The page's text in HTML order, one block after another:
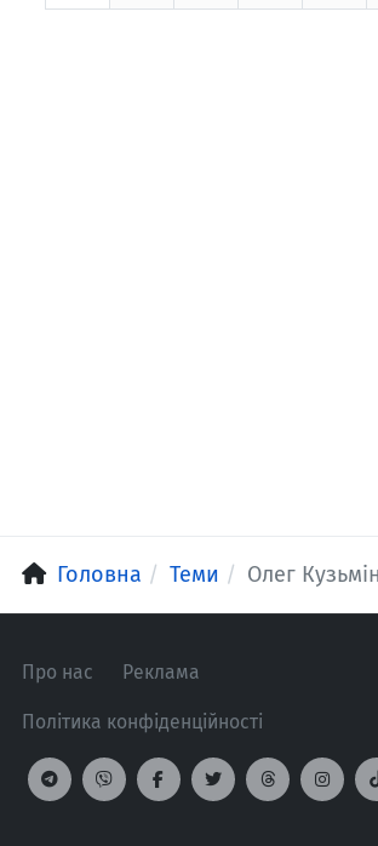
Головна Теми Олег
Про нас Реклама
Політика конфіденційності